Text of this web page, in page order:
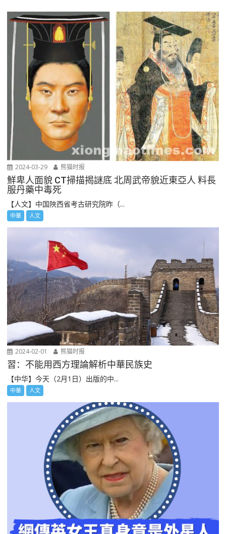
2024-03-29 熊猫时报
鮮卑人面貌 CT掃描揭謎底 北周武帝貌近東亞人 料長
服丹藥中毒死
【人文】中国陜西省考古研究院昨（...
中華 人文
2024-02-01 熊猫时报
習：不能用西方理論解析中華民族史
【中华】今天（2月1日）出版的中...
中華 人文